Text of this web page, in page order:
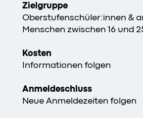
Zielgruppe
Oberstufenschüler:innen &
Menschen zwischen 16 und
Kosten
Informationen folgen
Anmeldeschluss
Neue Anmeldezeiten folgen